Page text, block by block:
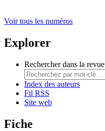
Voir tous les numéros
Explorer
Rechercher dans la revue
Index des auteurs
Fil RSS
Site web
Fiche